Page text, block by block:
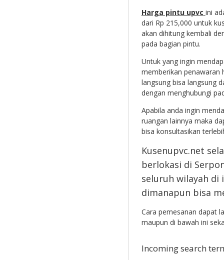
Harga pintu upvc ini
dari Rp 215,000 untuk
akan dihitung kembali
pada bagian pintu.
Untuk yang ingin
memberikan penawaran
langsung bisa langsung
dengan menghubungi
Apabila anda ingin
ruangan lainnya maka
bisa konsultasikan
Kusenupvc.net
berlokasi di
seluruh wilayah di
dimanapun bisa
Cara pemesanan dapat
maupun di bawah ini
Incoming search